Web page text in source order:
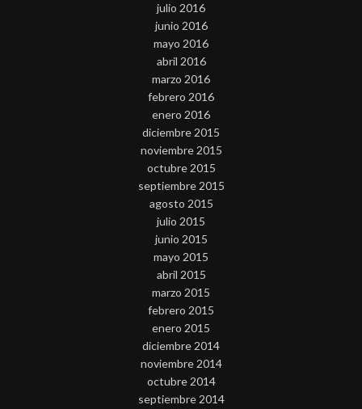
julio 2016
junio 2016
mayo 2016
abril 2016
marzo 2016
febrero 2016
enero 2016
diciembre 2015
noviembre 2015
octubre 2015
septiembre 2015
agosto 2015
julio 2015
junio 2015
mayo 2015
abril 2015
marzo 2015
febrero 2015
enero 2015
diciembre 2014
noviembre 2014
octubre 2014
septiembre 2014